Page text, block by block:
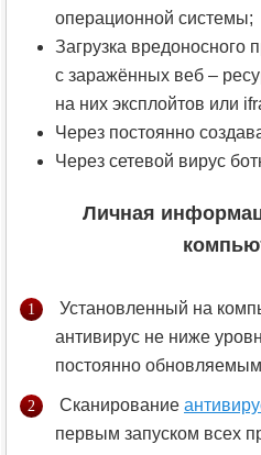
операционной системы;
Загрузка вредоносного
с заражённых веб –
на них эксплойтов или
Через постоянно
Через сетевой вирус
Личная
Установленный на
антивирус не ниже
постоянно
Сканирование
первым запуском всех